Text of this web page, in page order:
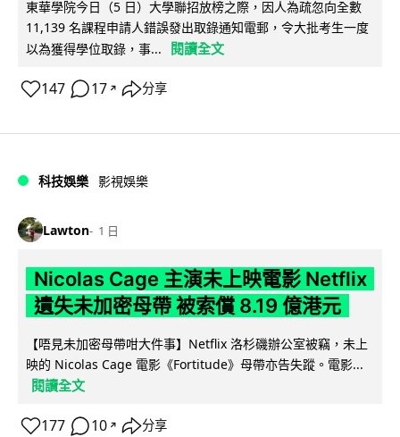
東華學院今日（5 日）大學聯招放榜之際，因人為疏忽向全數
11,139 名課程申請人錯誤發出取錄通知電郵，令大批考生一度
以為獲得學位取錄，事...
閱讀全文
147 17 ↗ 分享
科技娛樂 影視娛樂
Lawton 1 日
Nicolas Cage 主演未上映電影 Netflix
遺失未加密母帶 被索償 8.19 億港元
【唔見未加密母帶咁大件事】Netflix 洛杉磯辦公室被竊，未上
映的 Nicolas Cage 電影《Fortitude》母帶亦告失蹤。電影...
閱讀全文
177 10 ↗ 分享